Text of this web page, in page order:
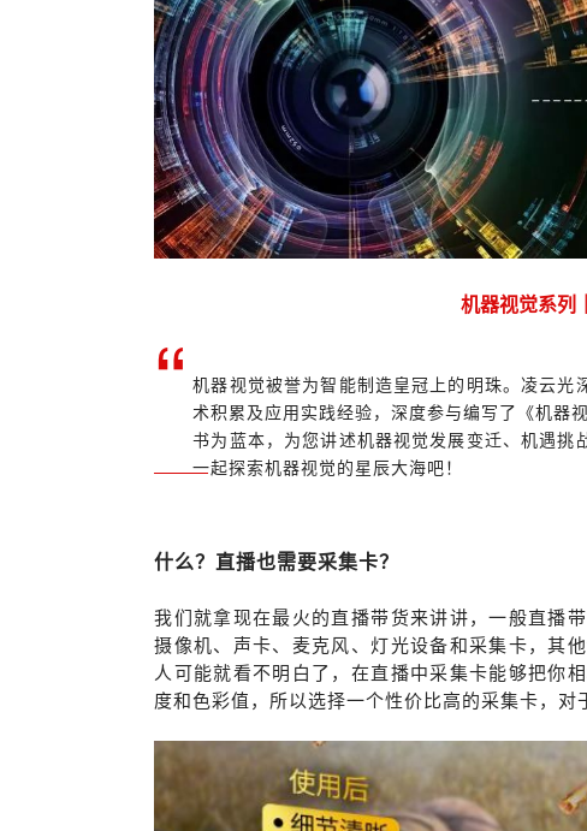
机器视觉系列
“ 机器视觉被誉为智能制造皇冠上的明珠。凌云光
术积累及应用实践经验，深度参与编写了《机器
书为蓝本，为您讲述机器视觉发展变迁、机遇挑
一起探索机器视觉的星辰大海吧！
什么？直播也需要采集卡？
我们就拿现在最火的直播带货来讲讲，一般直播
摄像机、声卡、麦克风、灯光设备和采集卡，其
人可能就看不明白了，在直播中采集卡能够把你
度和色彩值，所以选择一个性价比高的采集卡，对